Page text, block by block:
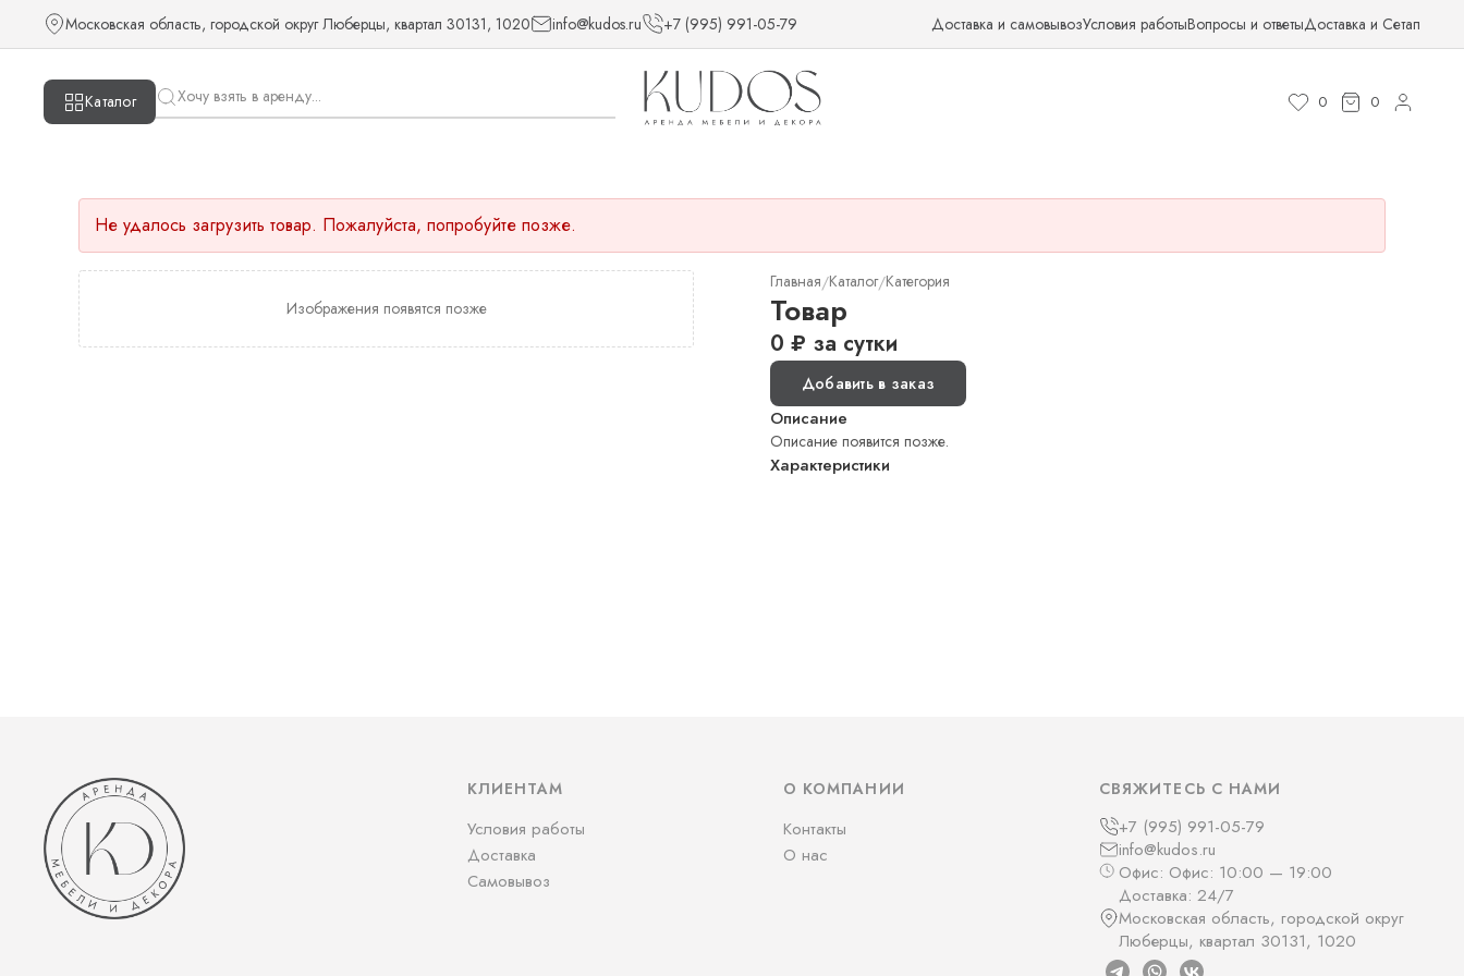
Московская область, городской округ Люберцы, квартал 30131, 1020 info@kudos.ru +7 (995) 991-05-79 Доставка и самовывозУсловия работыВопросы и ответыДоставка и Сетап
Каталог 0 0
Не удалось загрузить товар. Пожалуйста, попробуйте позже.
Изображения появятся позже
Главная/Каталог/Категория
Товар
0 ₽ за сутки
Добавить в заказ
Описание
Описание появится позже.
Характеристики
КЛИЕНТАМ
Условия работы
Доставка
Самовывоз
О КОМПАНИИ
Контакты
О нас
СВЯЖИТЕСЬ С НАМИ
+7 (995) 991-05-79
info@kudos.ru
Офис: Офис: 10:00 — 19:00
Доставка: 24/7
Московская область, городской округ
Люберцы, квартал 30131, 1020